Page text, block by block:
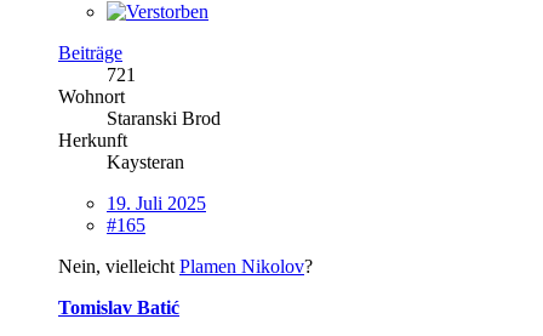
Beiträge
721
Wohnort
Staranski Brod
Herkunft
Kaysteran
19. Juli 2025
#165
Nein, vielleicht Plamen Nikolov?
Tomislav Batić